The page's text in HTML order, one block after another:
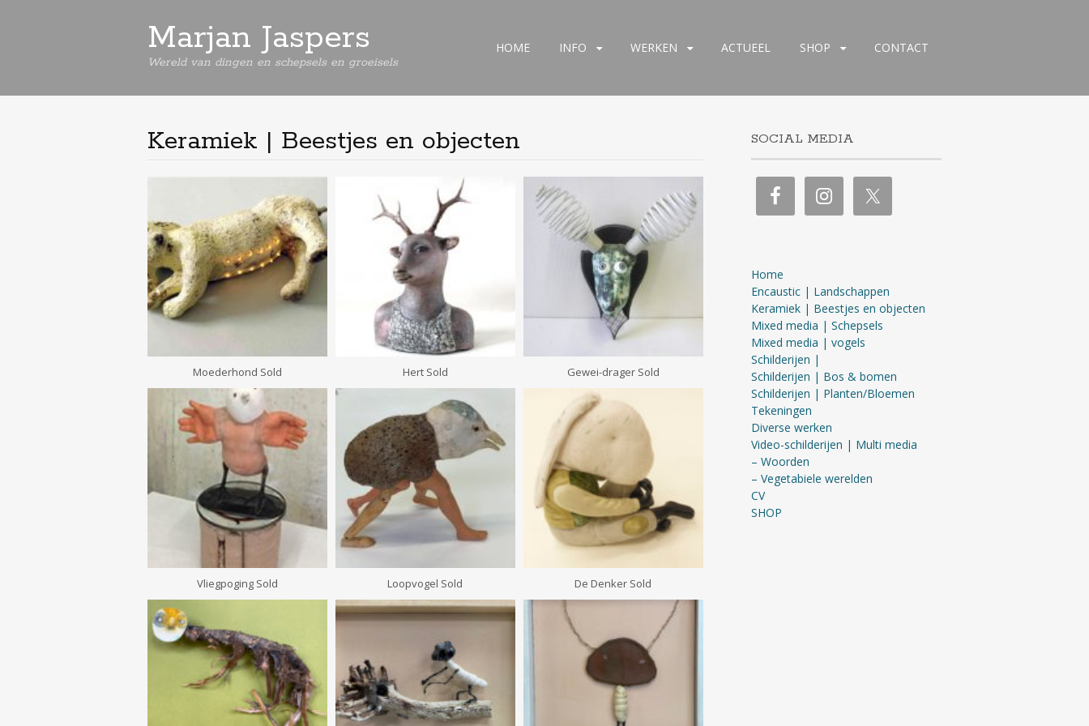
Marjan Jaspers
Wereld van dingen en schepsels en groeisels
Spring
inhoud
HOME INFO WERKEN ACTUEEL SHOP CONTACT
Keramiek | Beestjes en objecten
Moederhond Sold Hert Sold Gewei-drager Sold
Vliegpoging Sold Loopvogel Sold De Denker Sold
SOCIAL MEDIA
Home
Encaustic | Landschappen
Keramiek | Beestjes en objecten
Mixed media | Schepsels
Mixed media | vogels
Schilderijen |
Schilderijen | Bos & bomen
Schilderijen | Planten/Bloemen
Tekeningen
Diverse werken
Video-schilderijen | Multi media
– Woorden
– Vegetabiele werelden
CV
SHOP